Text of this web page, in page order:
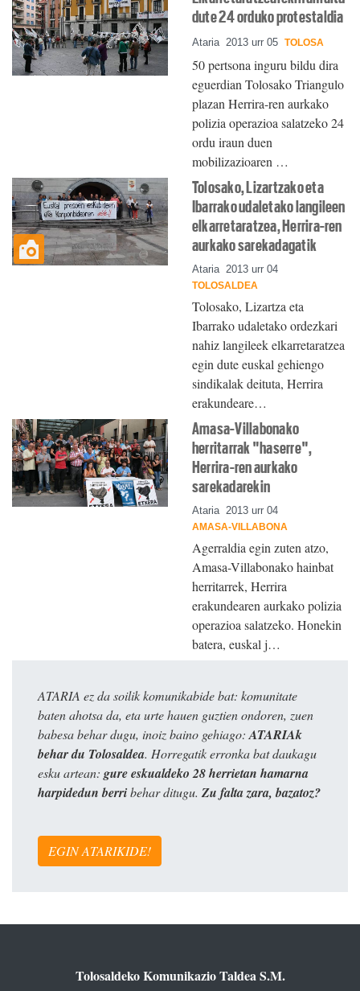
dute 24 orduko protestaldia
Ataria 2013 urr 05 TOLOSA
50 pertsona inguru bildu dira
eguerdian Tolosako Triangulo
plazan Herrira-ren aurkako
polizia operazioa salatzeko 24
ordu iraun duen
mobilizazioaren …
Tolosako, Lizartzako eta
Ibarrako udaletako langileen
elkarretaratzea, Herrira-ren
aurkako sarekadagatik
Ataria 2013 urr 04
TOLOSALDEA
Tolosako, Lizartza eta
Ibarrako udaletako ordezkari
nahiz langileek elkarretaratzea
egin dute euskal gehiengo
sindikalak deituta, Herrira
erakundeare…
Amasa-Villabonako
herritarrak "haserre",
Herrira-ren aurkako
sarekadarekin
Ataria 2013 urr 04
AMASA-VILLABONA
Agerraldia egin zuten atzo,
Amasa-Villabonako hainbat
herritarrek, Herrira
erakundearen aurkako polizia
operazioa salatzeko. Honekin
batera, euskal j…
ATARIA ez da soilik komunikabide bat: komunitate
baten ahotsa da, eta urte hauen guztien ondoren, zuen
babesa behar dugu, inoiz baino gehiago:ATARIAk
behar du Tolosaldea. Horregatik erronka bat daukagu
esku artean: gure eskualdeko 28 herrietan hamarna
harpidedun berribehar ditugu. Zu falta zara, bazatoz?
EGIN ATARIKIDE!
Tolosaldeko Komunikazio Taldea S.M.